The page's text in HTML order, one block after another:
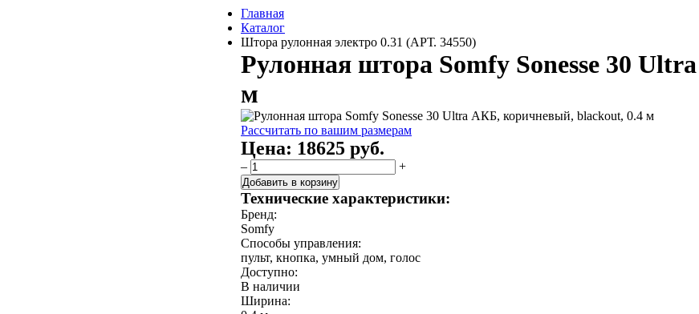
Главная
Каталог
Штора рулонная электро 0.31 (АРТ. 34550)
Рулонная штора Somfy Sonesse 30
м
Рассчитать по вашим размерам
Цена: 18625 руб.
– +
Добавить в корзину
Технические характеристики:
Бренд:
Somfy
Способы управления:
пульт, кнопка, умный дом, голос
Доступно:
В наличии
Ширина: